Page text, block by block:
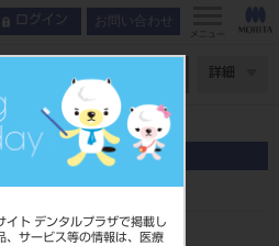
イト デンタルプラザで掲載し
、サービス等の情報は、医療
ログイン お問い合わせ
メニュー
詳細
3本入